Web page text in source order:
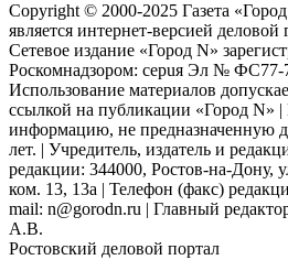
Copyright © 2000-2025 Газета
является интернет-версией деловой
Сетевое издание «Город N»
Роскомнадзором: серuя Эл № ФС77-
Использование материалов
ссылкой на публикации «Город N»
информацию, не предназначенную
лет. | Учредитель, издатель и
редакции: 344000, Ростов-на-Дону,
ком. 13, 13а | Телефон (факс)
mail: n@gorodn.ru | Главный
А.В.
Ростовский деловой портал